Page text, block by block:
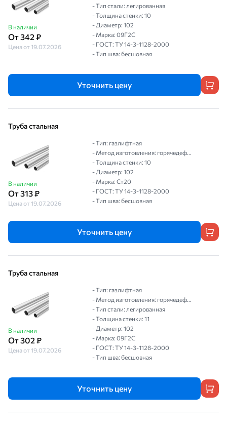
В наличии
От 342 ₽
Цена от 19.07.2026
- Тип стали: легированная
- Толщина стенки: 10
- Диаметр: 102
- Марка: 09Г2С
- ГОСТ: ТУ 14-3-1128-2000
- Тип шва: бесшовная
Уточнить цену
Труба стальная
В наличии
От 313 ₽
Цена от 19.07.2026
- Тип: газлифтная
- Метод изготовления: горячедеф...
- Толщина стенки: 10
- Диаметр: 102
- Марка: Ст20
- ГОСТ: ТУ 14-3-1128-2000
- Тип шва: бесшовная
Уточнить цену
Труба стальная
В наличии
От 302 ₽
Цена от 19.07.2026
- Тип: газлифтная
- Метод изготовления: горячедеф...
- Тип стали: легированная
- Толщина стенки: 11
- Диаметр: 102
- Марка: 09Г2С
- ГОСТ: ТУ 14-3-1128-2000
- Тип шва: бесшовная
Уточнить цену